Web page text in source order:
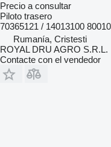
Precio a consultar
Piloto trasero
70365121 / 14013100
Rumanía, Cristesti
ROYAL DRU AGRO S.R.L.
Contacte con el vendedor